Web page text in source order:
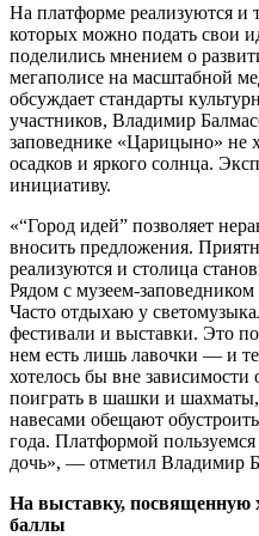
На платформе реализуются и
которых можно подать свои
поделились мнением о
мегаполисе на масштабной
обсуждает стандарты
участников, Владимир
заповеднике «Царицыно» не
осадков и яркого солнца.
инициативу.
«“Город идей” позволяет
вносить предложения.
реализуются и столица
Рядом с музеем-
Часто отдыхаю у
фестивали и выставки. Это
нем есть лишь лавочки — и
хотелось бы вне
поиграть в шашки и
навесами обещают
года. Платформой
дочь», — отметил Владимир
На выставку, посвященную
баллы